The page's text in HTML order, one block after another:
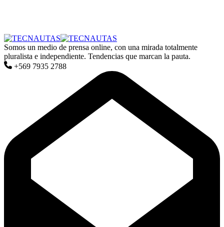
Somos un medio de prensa online, con una mirada totalmente
pluralista e independiente. Tendencias que marcan la pauta.
+569 7935 2788